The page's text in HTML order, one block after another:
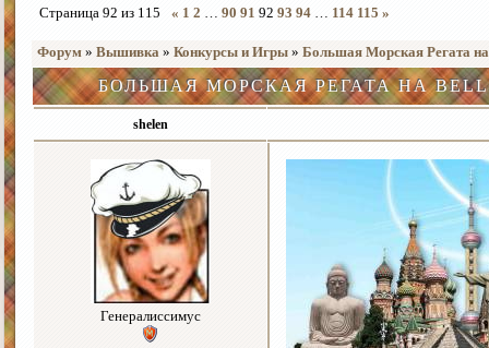
Страница 92 из 115 « 1 2 … 90 91 92 93 94 … 114 115 »
Форум » Вышивка » Конкурсы и Игры » Большая Морская Регата
БОЛЬШАЯ МОРСКАЯ РЕГАТА НА
shelen
Генералиссимус